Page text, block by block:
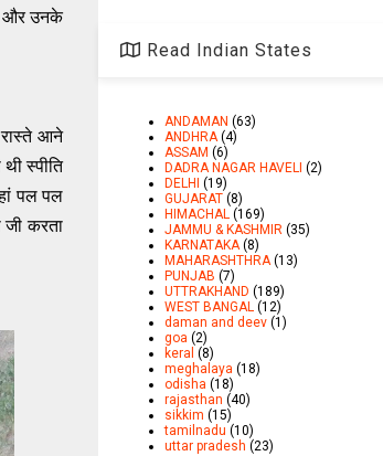
और उनके
आने
स्पीति
पल पल
करता
Read Indian States
ANDAMAN (63)
ANDHRA (4)
ASSAM (6)
DADRA NAGAR HAVELI (2)
DELHI (19)
GUJARAT (8)
HIMACHAL (169)
JAMMU & KASHMIR (35)
KARNATAKA (8)
MAHARASHTHRA (13)
PUNJAB (7)
UTTRAKHAND (189)
WEST BANGAL (12)
daman and deev (1)
goa (2)
keral (8)
meghalaya (18)
odisha (18)
rajasthan (40)
sikkim (15)
tamilnadu (10)
uttar pradesh (23)